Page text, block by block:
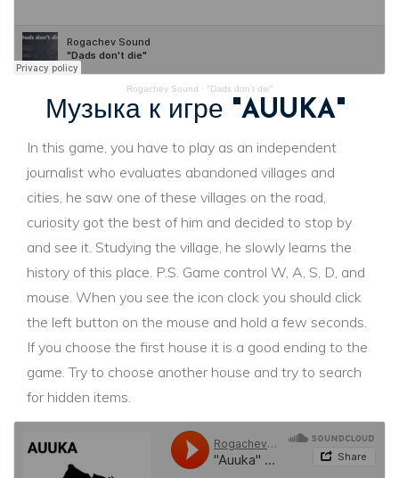
Rogachev Sound · "Dads don't die"
Музыка к игре "AUUKA"
In this game, you have to play as an independent
journalist who evaluates abandoned villages and
cities, he saw one of these villages on the road,
curiosity got the best of him and decided to stop by
and see it. Studying the village, he slowly learns the
history of this place. P.S. Game control W, A, S, D, and
mouse. When you see the icon clock you should click
the left button on the mouse and hold a few seconds.
If you choose the first house it is a good ending to the
game. Try to choose another house and try to search
for hidden items.